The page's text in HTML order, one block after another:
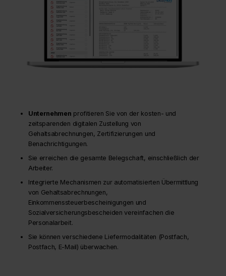
Unternehmen profitieren Sie von der kosten- und
zeitsparenden digitalen Zustellung von
Gehaltsabrechnungen, Zertifizierungen und
Benachrichtigungen.
Sie erreichen die gesamte Belegschaft, einschließlich der
Arbeiter.
Integrierte Mechanismen zur automatisierten Übermittlung
von Gehaltsabrechnungen,
Einkommenssteuerbescheinigungen und
Sozialversicherungsbescheiden vereinfachen die
Personalarbeit.
Sie können verschiedene Liefermodalitäten (Postfach,
Postfach, E-Mail) überwachen.